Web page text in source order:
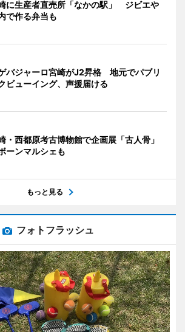
に生産者直売所「なかの駅」 ジビエや
で作る弁当も
バジャーロ宮崎がJ2昇格 地元でパブリ
ビューイング、声援届ける
・西都原考古博物館で企画展「古人骨」
ーンマルシェも
もっと見る
フォトフラッシュ